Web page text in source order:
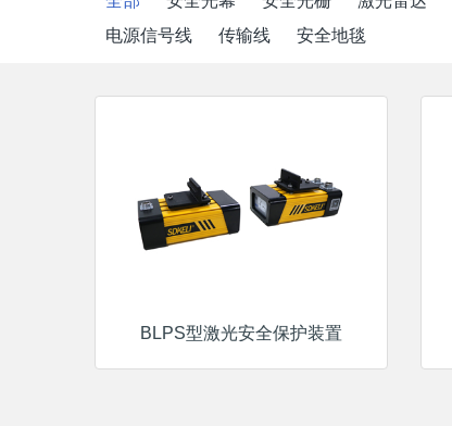
电源信号线
传输线 安全地毯
BLPS型激光安全保护装置